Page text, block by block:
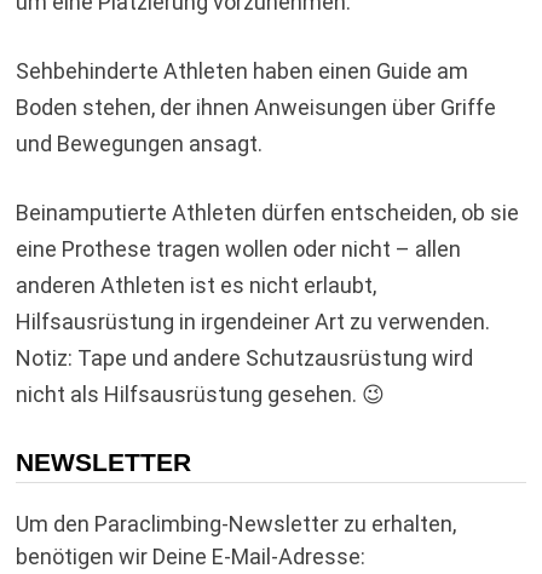
Sehbehinderte Athleten haben einen Guide am
Boden stehen, der ihnen Anweisungen über Griffe
und Bewegungen ansagt.
Beinamputierte Athleten dürfen entscheiden, ob sie
eine Prothese tragen wollen oder nicht – allen
anderen Athleten ist es nicht erlaubt,
Hilfsausrüstung in irgendeiner Art zu verwenden.
Notiz: Tape und andere Schutzausrüstung wird
nicht als Hilfsausrüstung gesehen. 😉
NEWSLETTER
Um den Paraclimbing-Newsletter zu erhalten,
benötigen wir Deine E-Mail-Adresse: